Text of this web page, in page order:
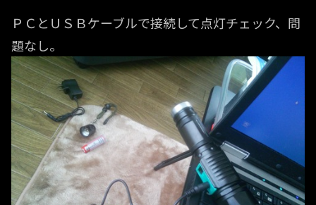
ＰＣとＵＳＢケーブルで接続して点灯チェック、問
題なし。